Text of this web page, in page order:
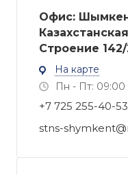
Офис:
Строение 142/
На карте
Пн - Пт: 09:00
+7 725 255-40-53
stns-